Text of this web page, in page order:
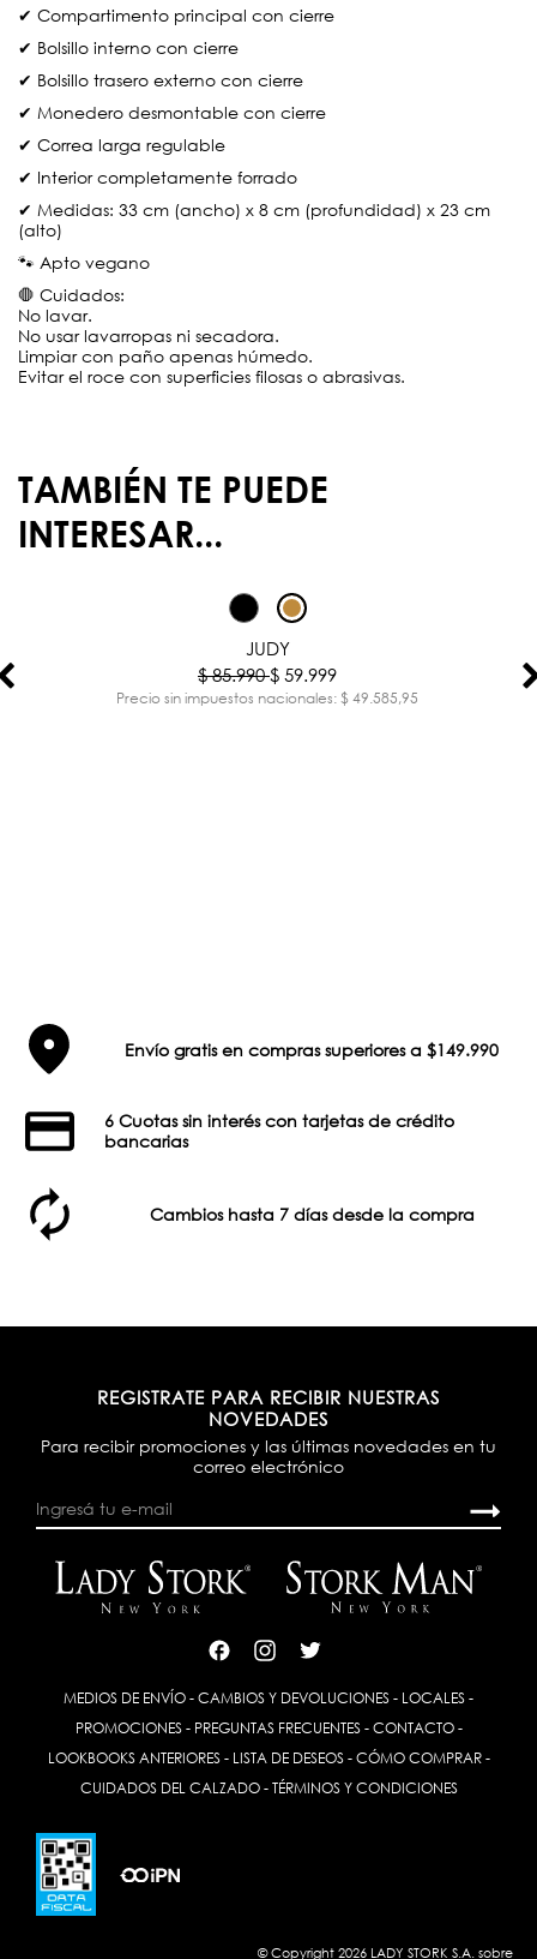
✔ Compartimento principal con cierre
✔ Bolsillo interno con cierre
✔ Bolsillo trasero externo con cierre
✔ Monedero desmontable con cierre
✔ Correa larga regulable
✔ Interior completamente forrado
✔ Medidas: 33 cm (ancho) x 8 cm (profundidad) x 23 cm
(alto)
🐾 Apto vegano
🛑 Cuidados:
No lavar.
No usar lavarropas ni secadora.
Limpiar con paño apenas húmedo.
Evitar el roce con superficies filosas o abrasivas.
TAMBIÉN TE PUEDE
INTERESAR...
JUDY
$ 85.990$ 59.999
Precio sin impuestos nacionales: $ 49.585,95
Envío gratis en compras superiores a $149.990
6 Cuotas sin interés con tarjetas de crédito
bancarias
Cambios hasta 7 días desde la compra
REGISTRATE PARA RECIBIR NUESTRAS
NOVEDADES
Para recibir promociones y las últimas novedades en tu
correo electrónico
MEDIOS DE ENVÍO - CAMBIOS Y DEVOLUCIONES - LOCALES -
PROMOCIONES- PREGUNTAS FRECUENTES- CONTACTO-
LOOKBOOKS ANTERIORES- LISTA DE DESEOS- CÓMO COMPRAR-
CUIDADOS DEL CALZADO- TÉRMINOS Y CONDICIONES
© Copyright 2026 LADY STORK S.A. sobre